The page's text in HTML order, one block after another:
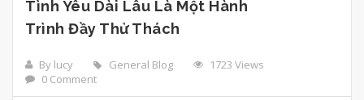
Tình Yêu Dài Lâu Là Một Hành
Trình Đầy Thử Thách
By lucy General Blog
1723 Views
0 Comment